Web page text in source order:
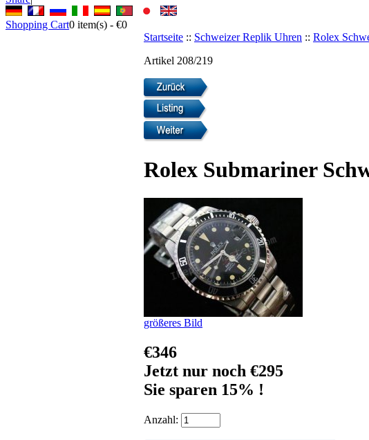
Shopping Cart0 item(s) - €0
Startseite :: Schweizer Replik Uhren :: Rolex
Artikel 208/219
Rolex Submariner
größeres Bild
€346
Jetzt nur noch €295
Sie sparen 15% !
Anzahl: